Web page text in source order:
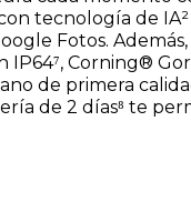
tecnología de IA²
Fotos.
Corning®
de primera
de 2 días⁸ te